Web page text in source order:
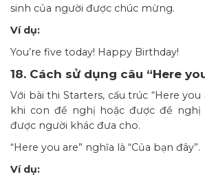
sinh của người được chúc mừng.
Ví dụ:
You’re five today! Happy Birthday!
18. Cách sử dụng câu “Here
Với bài thi Starters, cấu trúc “Here
khi con đề nghị hoặc được đề
được người khác đưa cho.
“Here you are” nghĩa là “Của bạn đây”.
Ví dụ: